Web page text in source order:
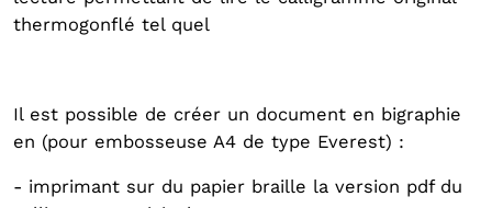
thermogonflé tel quel
Il est possible de créer un document en bigraphie
en (pour embosseuse A4 de type Everest) :
- imprimant sur du papier braille la version pdf du